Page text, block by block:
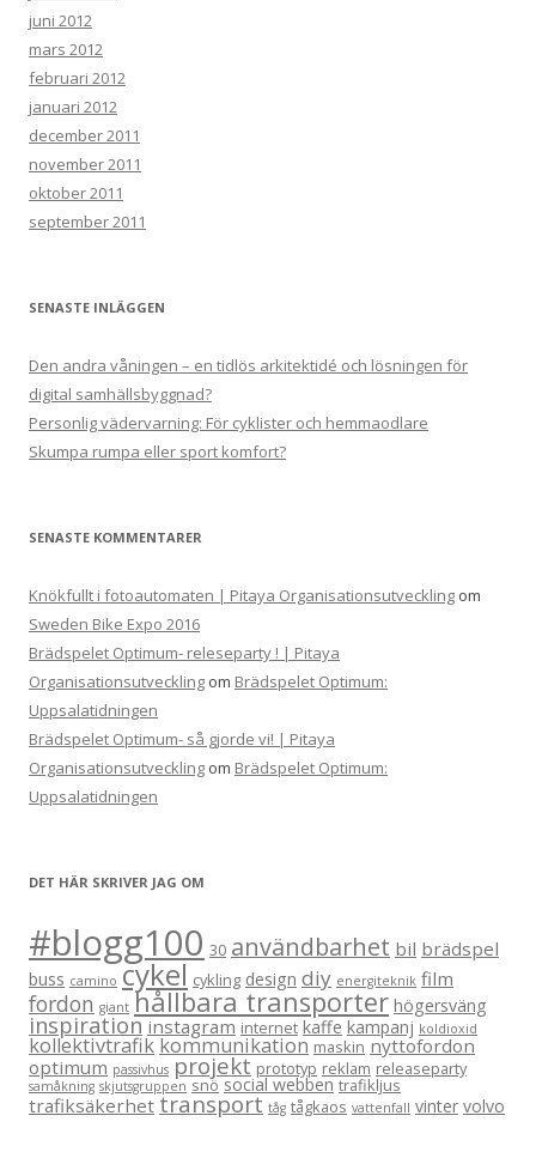
juni 2012
mars 2012
februari 2012
januari 2012
december 2011
november 2011
oktober 2011
september 2011
SENASTE INLÄGGEN
Den andra våningen – en tidlös arkitektidé och lösningen för
digital samhällsbyggnad?
Personlig vädervarning: För cyklister och hemmaodlare
Skumpa rumpa eller sport komfort?
SENASTE KOMMENTARER
Knökfullt i fotoautomaten | Pitaya Organisationsutveckling om
Sweden Bike Expo 2016
Brädspelet Optimum- releseparty ! | Pitaya
Organisationsutveckling om Brädspelet Optimum:
Uppsalatidningen
Brädspelet Optimum- så gjorde vi! | Pitaya
Organisationsutveckling om Brädspelet Optimum:
Uppsalatidningen
DET HÄR SKRIVER JAG OM
#blogg100 30 användbarhet bil brädspel
buss camino cykel cykling design diy energiteknik film
fordon giant hållbara transporter högersväng
inspiration instagram internet kaffe kampanj koldioxid
kollektivtrafik kommunikation maskin nyttofordon
optimum passivhus projekt prototyp reklam releaseparty
samåkning skjutsgruppen snö social webben trafikljus
trafiksäkerhet transport tåg tågkaos vattenfall vinter volvo